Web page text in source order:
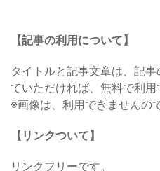
【記事の利用について】
タイトルと記事文章は、記
ていただければ、無料で利用
※画像は、利用できませんの
【リンクついて】
リンクフリーです。